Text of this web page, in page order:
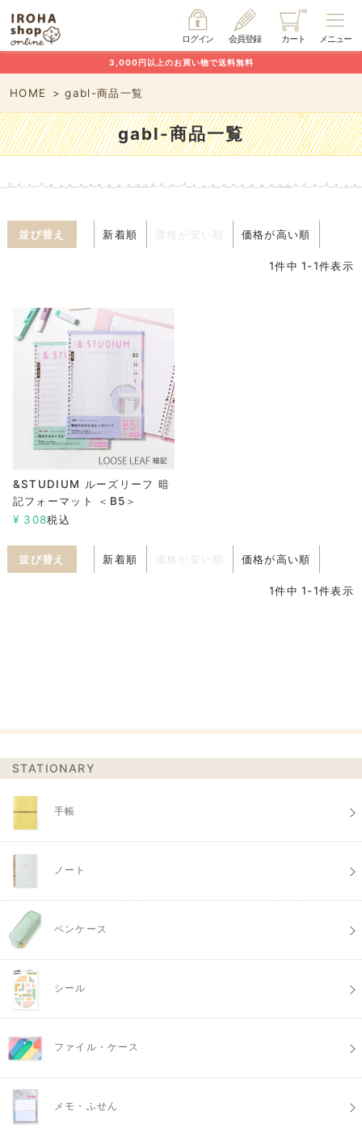
メニュー
カート
会員登録
ログイン
3,000円以上のお買い物で送料無料
HOME gabl-商品一覧
gabl-商品一覧
並び替え 新着順 価格が安い順 価格が高い順
1件中 1-1件表示
&STUDIUM ルーズリーフ 暗
記フォーマット ＜B5＞
¥ 308税込
並び替え 新着順 価格が安い順 価格が高い順
1件中 1-1件表示
STATIONARY
手帳
ノート
ペンケース
シール
ファイル・ケース
メモ・ふせん